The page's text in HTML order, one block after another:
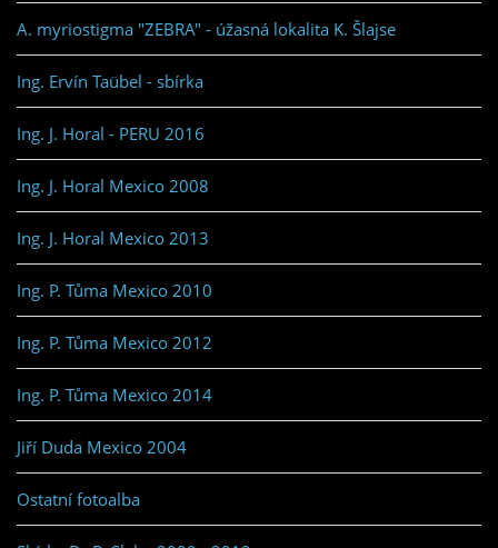
A. myriostigma "ZEBRA" - úžasná lokalita K. Šlajse
Ing. Ervín Taübel - sbírka
Ing. J. Horal - PERU 2016
Ing. J. Horal Mexico 2008
Ing. J. Horal Mexico 2013
Ing. P. Tůma Mexico 2010
Ing. P. Tůma Mexico 2012
Ing. P. Tůma Mexico 2014
Jiří Duda Mexico 2004
Ostatní fotoalba